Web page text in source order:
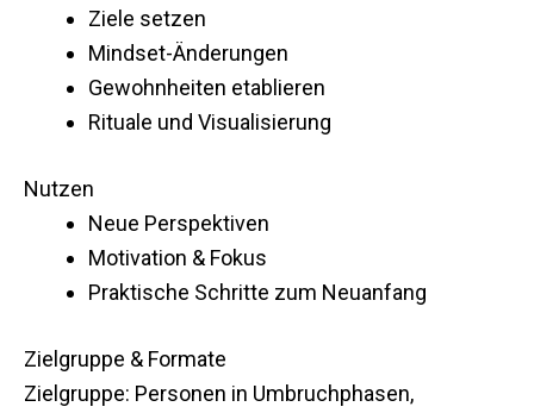
Ziele setzen
Mindset-Änderungen
Gewohnheiten etablieren
Rituale und Visualisierung
Nutzen
Neue Perspektiven
Motivation & Fokus
Praktische Schritte zum Neuanfang
Zielgruppe & Formate
Zielgruppe: Personen in Umbruchphasen,